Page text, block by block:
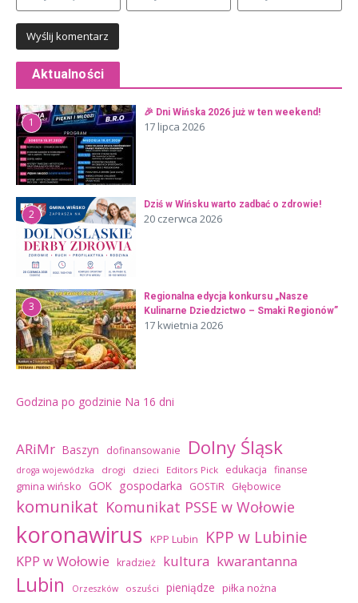
Aktualności
1
🎉 Dni Wińska 2026 już w ten weekend!
17 lipca 2026
2
Dziś w Wińsku warto zadbać o zdrowie!
20 czerwca 2026
3
Regionalna edycja konkursu „Nasze
Kulinarne Dziedzictwo – Smaki Regionów”
17 kwietnia 2026
Godzina po godzinie Na 16 dni
ARiMr Baszyn dofinansowanie Dolny Śląsk
droga wojewódzka drogi dzieci Editors Pick edukacja finanse
gmina wińsko GOK gospodarka GOSTiR Głębowice
komunikat Komunikat PSSE w Wołowie
koronawirus KPP Lubin KPP w Lubinie
KPP w Wołowie kradzież kultura kwarantanna
Lubin Orzeszków oszuści pieniądze piłka nożna